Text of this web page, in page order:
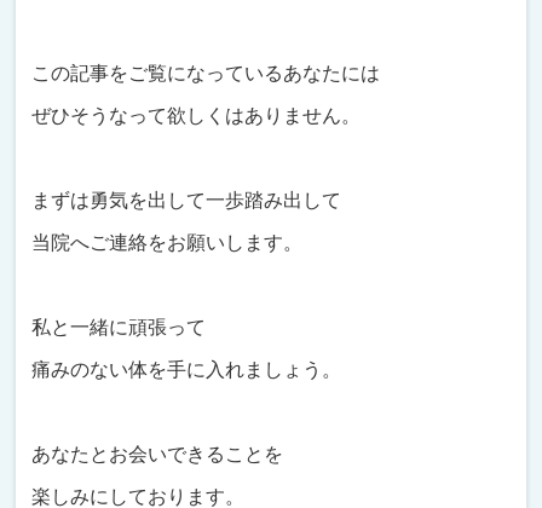
この記事をご覧になっているあなたには
ぜひそうなって欲しくはありません。
まずは勇気を出して一歩踏み出して
当院へご連絡をお願いします。
私と一緒に頑張って
痛みのない体を手に入れましょう。
あなたとお会いできることを
楽しみにしております。